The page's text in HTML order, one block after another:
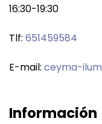
16:30-19:30
Tlf: 651459584
E-mail: ceyma-
Información